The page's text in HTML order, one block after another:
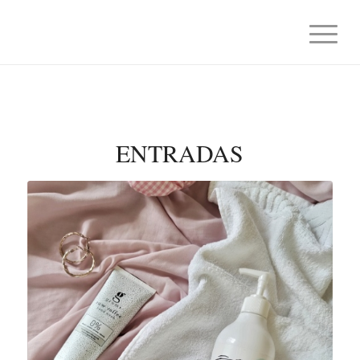
ENTRADAS